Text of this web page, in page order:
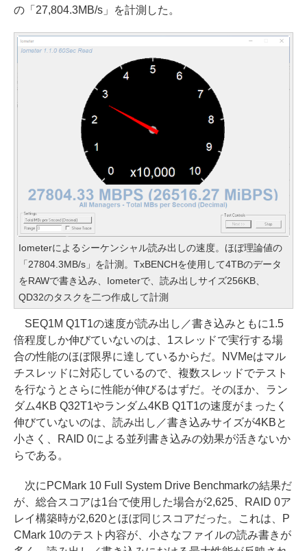
の「27,804.3MB/s」を計測した。
Iometerによるシーケンシャル読み出しの速度。ほぼ理論値の
「27804.3MB/s」を計測。TxBENCHを使用して4TBのデータ
をRAWで書き込み、Iometerで、読み出しサイズ256KB、
QD32のタスクを二つ作成して計測
SEQ1M Q1T1の速度が読み出し／書き込みともに1.5
倍程度しか伸びていないのは、1スレッドで実行する場
合の性能のほぼ限界に達しているからだ。NVMeはマル
チスレッドに対応しているので、複数スレッドでテスト
を行なうとさらに性能が伸びるはずだ。そのほか、ラン
ダム4KB Q32T1やランダム4KB Q1T1の速度がまったく
伸びていないのは、読み出し／書き込みサイズが4KBと
小さく、RAID 0による並列書き込みの効果が活きないか
らである。
次にPCMark 10 Full System Drive Benchmarkの結果だ
が、総合スコアは1台で使用した場合が2,625、RAID 0ア
レイ構築時が2,620とほぼ同じスコアだった。これは、P
CMark 10のテスト内容が、小さなファイルの読み書きが